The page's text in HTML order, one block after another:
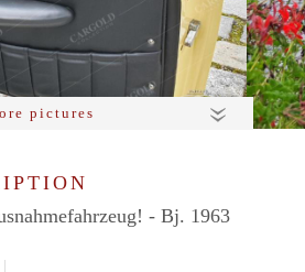
pictures
- Bj. 1963